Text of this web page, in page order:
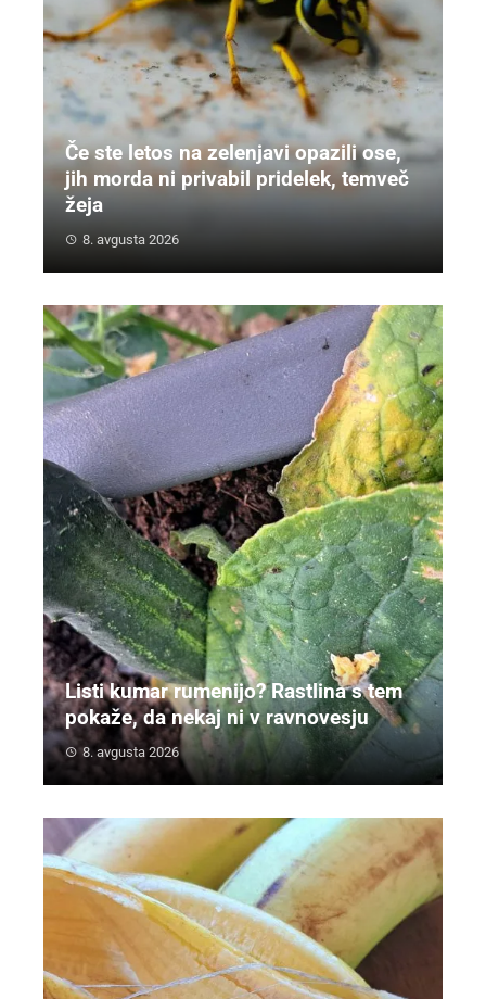
Če ste letos na zelenjavi opazili ose,
jih morda ni privabil pridelek, temveč
žeja
8. avgusta 2026
Listi kumar rumenijo? Rastlina s tem
pokaže, da nekaj ni v ravnovesju
8. avgusta 2026